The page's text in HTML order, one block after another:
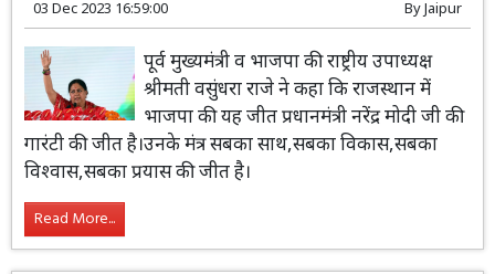
03 Dec 2023 16:59:00 ByJaipur
पूर्व मुख्यमंत्री व भाजपा की राष्ट्रीय उपाध्यक्ष
श्रीमती वसुंधरा राजे ने कहा कि राजस्थान में
भाजपा की यह जीत प्रधानमंत्री नरेंद्र मोदी जी की
गारंटी की जीत है।उनके मंत्र सबका साथ,सबका विकास,सबका
विश्वास,सबका प्रयास की जीत है।
Read More...